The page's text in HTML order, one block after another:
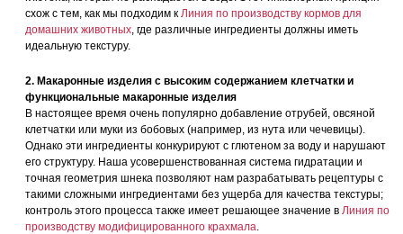
схож с тем, как мы подходим к Линия по производству кормов для
домашних животных, где различные ингредиенты должны иметь
идеальную текстуру.
2. Макаронные изделия с высоким содержанием клетчатки и
функциональные макаронные изделия
В настоящее время очень популярно добавление отрубей, овсяной
клетчатки или муки из бобовых (например, из нута или чечевицы).
Однако эти ингредиенты конкурируют с глютеном за воду и нарушают
его структуру. Наша усовершенствованная система гидратации и
точная геометрия шнека позволяют нам разрабатывать рецептуры с
такими сложными ингредиентами без ущерба для качества текстуры;
контроль этого процесса также имеет решающее значение в Линия по
производству модифицированного крахмала.